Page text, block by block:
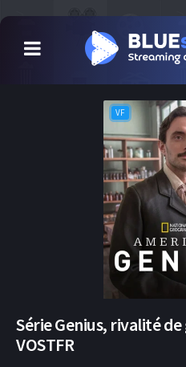
VF
Série Genius, rivalité
VOSTFR